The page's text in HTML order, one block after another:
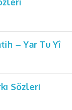
– Yar Tu Yî
Sözleri